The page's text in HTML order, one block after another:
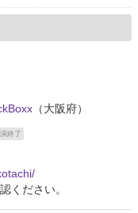
（大阪府）
終了
ください。